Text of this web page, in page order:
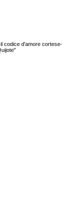
codice d'amore cortese-